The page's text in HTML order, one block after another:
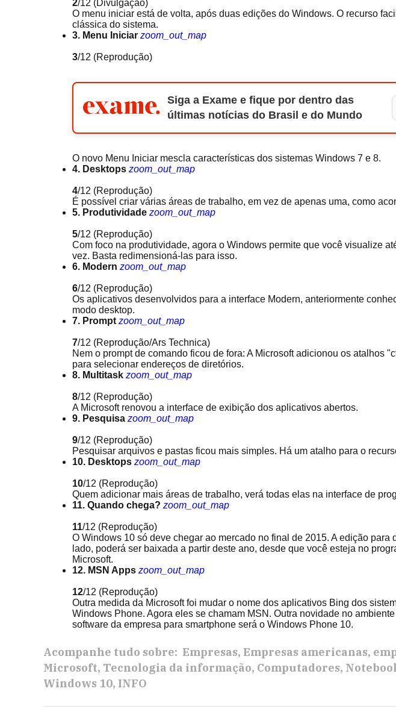
2/12 (Divulgação)
O menu iniciar está de volta, após duas edições do Windows. O recurso
clássica do sistema.
3. Menu Iniciar zoom_out_map
3/12 (Reprodução)
Siga a Exame e fique por dentro das
últimas notícias do Brasil e do Mundo
O novo Menu Iniciar mescla características dos sistemas Windows 7 e 8.
4. Desktops zoom_out_map
4/12 (Reprodução)
É possível criar várias áreas de trabalho, em vez de apenas uma, como
5. Produtividade zoom_out_map
5/12 (Reprodução)
Com foco na produtividade, agora o Windows permite que você visualize
vez. Basta redimensioná-las para isso.
6. Modern zoom_out_map
6/12 (Reprodução)
Os aplicativos desenvolvidos para a interface Modern, anteriormente
modo desktop.
7. Prompt zoom_out_map
7/12 (Reprodução/Ars Technica)
Nem o prompt de comando ficou de fora: A Microsoft adicionou os atalhos
para selecionar endereços de diretórios.
8. Multitask zoom_out_map
8/12 (Reprodução)
A Microsoft renovou a interface de exibição dos aplicativos abertos.
9. Pesquisa zoom_out_map
9/12 (Reprodução)
Pesquisar arquivos e pastas ficou mais simples. Há um atalho para o
10. Desktops zoom_out_map
10/12 (Reprodução)
Quem adicionar mais áreas de trabalho, verá todas elas na interface de
11. Quando chega? zoom_out_map
11/12 (Reprodução)
O Windows 10 só deve chegar ao mercado no final de 2015. A edição para
lado, poderá ser baixada a partir deste ano, desde que você esteja no
Microsoft.
12. MSN Apps zoom_out_map
12/12 (Reprodução)
Outra medida da Microsoft foi mudar o nome dos aplicativos Bing dos
Windows Phone. Agora eles se chamam MSN. Outra novidade no
software da empresa para smartphone será o Windows Phone 10.
Acompanhe tudo sobre: Empresas Empresas americanas
Microsoft Tecnologia da informação Computadores
Windows 10 INFO